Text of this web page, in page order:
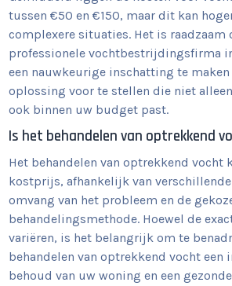
tussen €50 en €150, maar dit kan
complexere situaties. Het is raadzaam
professionele vochtbestrijdingsfirma
een nauwkeurige inschatting te maken
oplossing voor te stellen die niet
ook binnen uw budget past.
Is het behandelen van optrekkend
Het behandelen van optrekkend vocht
kostprijs, afhankelijk van
omvang van het probleem en de
behandelingsmethode. Hoewel de
variëren, is het belangrijk om te
behandelen van optrekkend vocht een
behoud van uw woning en een